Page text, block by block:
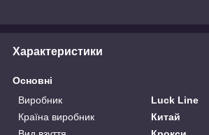
Характеристики
Основні
Виробник
Luck Line
Країна виробник
Китай